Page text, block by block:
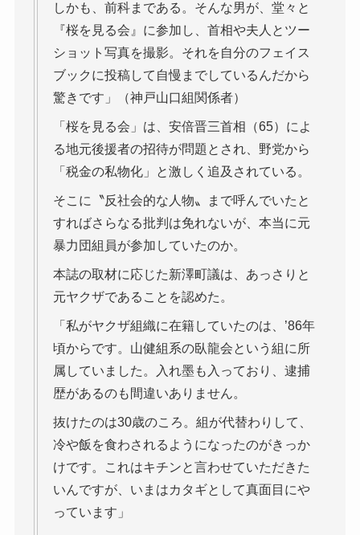
しかも、前科まである。そんな男が、堂々と
『桜を見る会』に参加し、首相や夫人とツー
ショット写真を撮影。それを自分のフェイス
ブックに投稿して自慢までしているんだから
驚きです」（神戸山口組関係者）
「桜を見る会」は、安倍晋三首相（65）によ
る地元後援者の招待が問題とされ、野党から
「税金の私物化」と激しく追及されている。
そこに〝反社会的な人物〟まで呼んでいたと
すればさらなる批判は免れないが、本当に元
暴力団組員が参加していたのか。
本誌の取材に応じた新澤町議は、あっさりと
元ヤクザであることを認めた。
「私がヤクザ組織に在籍していたのは、’86年
頃からです。山健組系の臥龍会という組に所
属していました。入れ墨も入っており、逮捕
歴があるのも間違いありません。
抜けたのは30歳のころ。組が代替わりして、
冷や飯を食わされるようになったのがきっか
けです。これはキチンと言わせていただきた
いんですが、いまはカタギとして真面目にや
っています」